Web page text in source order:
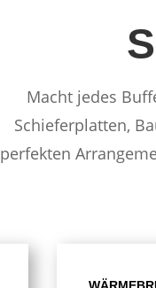
Macht jedes
Schieferplatten,
perfekten